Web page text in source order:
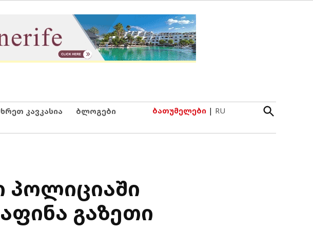
კავკასია ბლოგები ბათუმელები | RU
Open
Search
პოლიციაში
გაზეთი